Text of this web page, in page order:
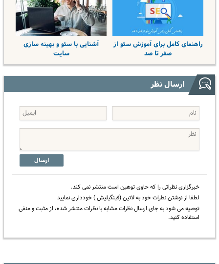
راهنمای کامل برای آموزش سئو از
صفر تا صد
آشنایی با سئو و بهینه سازی
سایت
ارسال نظر
ارسال
خبرگزاری نظراتی را که حاوی توهین است منتشر نمی کند.
لطفا از نوشتن نظرات خود به لاتین (فینگیلیش ) خودداری نمایید
توصیه می شود به جای ارسال نظرات مشابه با نظرات منتشر شده، از مثبت و منفی
استفاده کنید.